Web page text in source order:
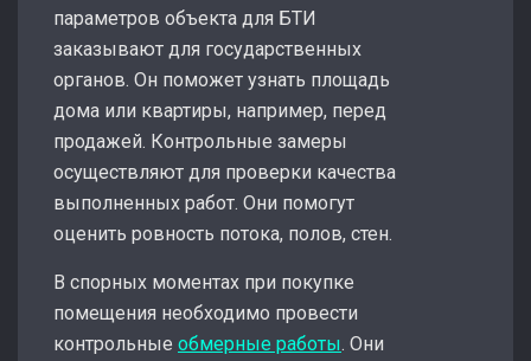
параметров объекта для БТИ
заказывают для государственных
органов. Он поможет узнать площадь
дома или квартиры, например, перед
продажей. Контрольные замеры
осуществляют для проверки качества
выполненных работ. Они помогут
оценить ровность потока, полов, стен.
В спорных моментах при покупке
помещения необходимо провести
контрольные обмерные работы. Они